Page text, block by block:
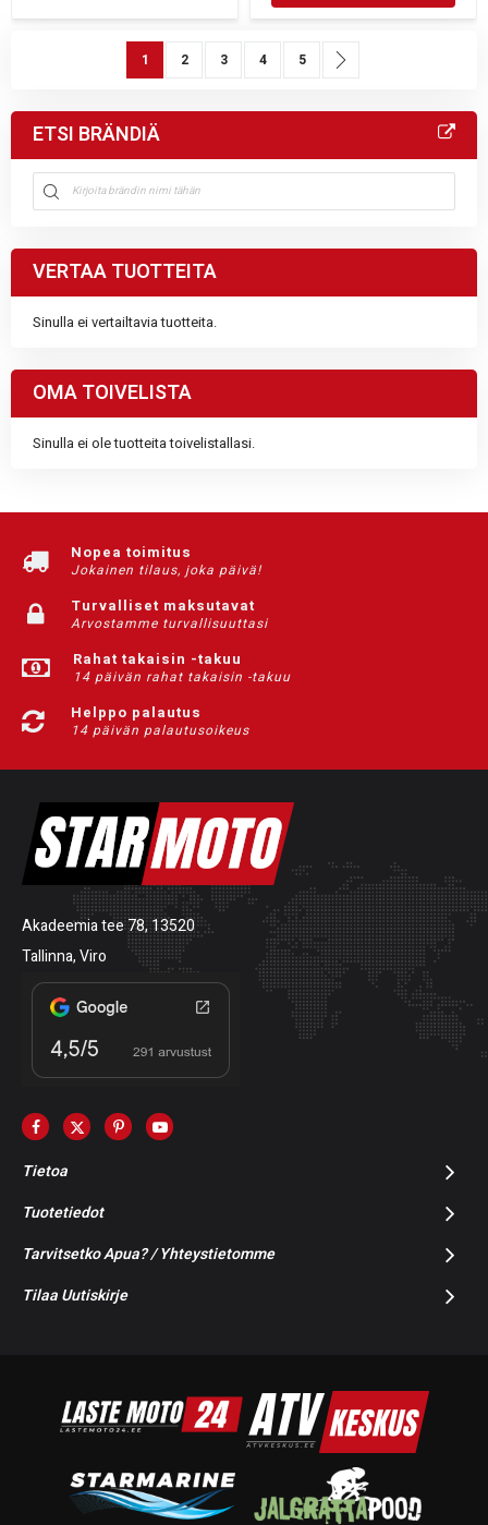
SivuYou're currently reading page
1 Sivu
2 Sivu
3 Sivu
4 Sivu
5
ETSI BRÄNDIÄ
VERTAA TUOTTEITA
Sinulla ei vertailtavia tuotteita.
OMA TOIVELISTA
Sinulla ei ole tuotteita toivelistallasi.
Nopea toimitus
Jokainen tilaus, joka päivä!
Turvalliset maksutavat
Arvostamme turvallisuuttasi
Rahat takaisin -takuu
14 päivän rahat takaisin -takuu
Helppo palautus
14 päivän palautusoikeus
Akadeemia tee 78, 13520
Tallinna, Viro
Tietoa
Tuotetiedot
Tarvitsetko Apua? / Yhteystietomme
Tilaa Uutiskirje